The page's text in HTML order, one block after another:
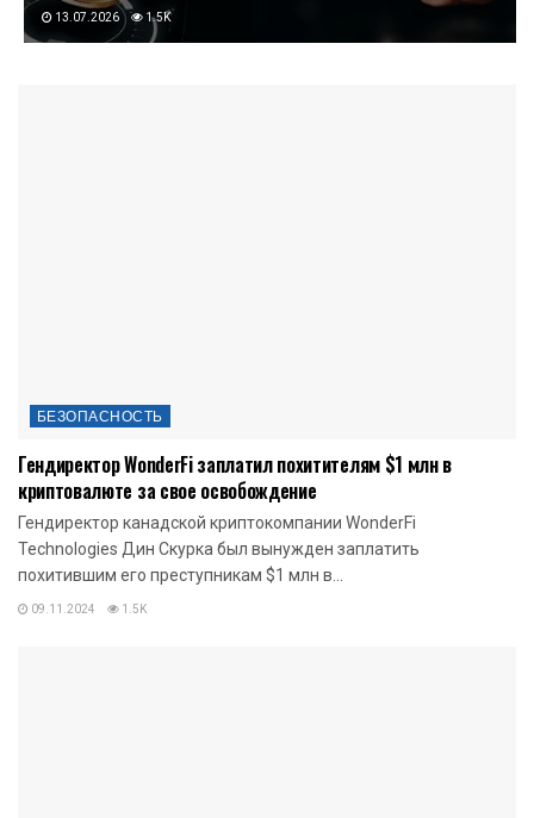
13.07.2026 1.5K
БЕЗОПАСНОСТЬ
Гендиректор WonderFi заплатил похитителям $1 млн в
криптовалюте за свое освобождение
Гендиректор канадской криптокомпании WonderFi
Technologies Дин Скурка был вынужден заплатить
похитившим его преступникам $1 млн в...
09.11.2024 1.5K